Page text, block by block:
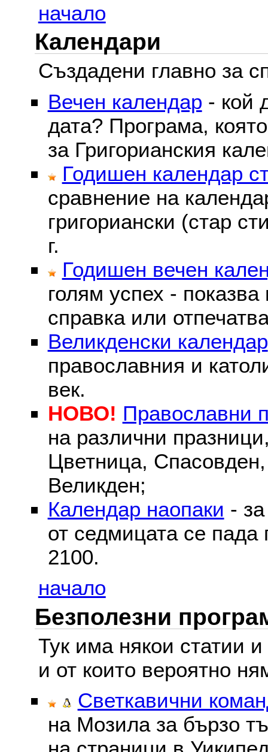
начало
Календари
Създадени главно за
Вечен календар - кой
дата? Програма,
за Григорианския
Годишен календар
сравнение на
григориански (стар
г.
Годишен вечен
голям успех -
справка или
Великденски календар
православния и
век.
НОВО! Православни
на различни
Цветница, Спасовден,
Великден;
Календар наопаки -
от седмицата се пада
2100.
начало
Безполезни
Тук има някои статии
и от които вероятно
Светкавични
на Мозила за бързо